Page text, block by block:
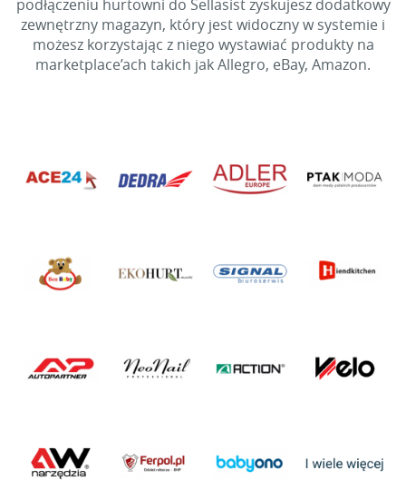
podłączeniu hurtowni do Sellasist zyskujesz dodatkowy
zewnętrzny magazyn, który jest widoczny w systemie i
możesz korzystając z niego wystawiać produkty na
marketplace’ach takich jak Allegro, eBay, Amazon.